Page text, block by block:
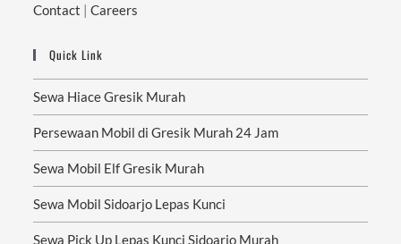
Contact |Careers
Quick Link
Sewa Hiace Gresik Murah
Persewaan Mobil di Gresik Murah 24 Jam
Sewa Mobil Elf Gresik Murah
Sewa Mobil Sidoarjo Lepas Kunci
Sewa Pick Up Lepas Kunci Sidoarjo Murah